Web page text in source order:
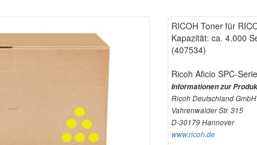
RICOH Toner für
Kapazität: ca. 4.000
(407534)
Ricoh Aficio SPC-
Informationen zur
Ricoh Deutschland GmbH
Vahrenwalder Str. 315
D-30179 Hannover
www.ricoh.de